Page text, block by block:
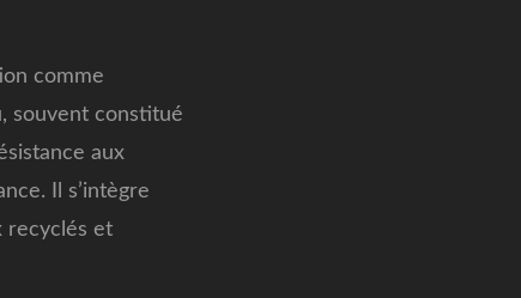
comme
souvent constitué
aux
Il s’intègre
recyclés et